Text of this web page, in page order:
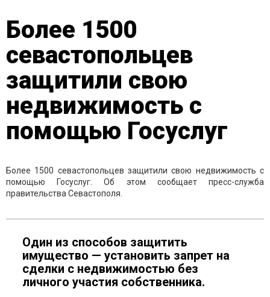
Более 1500
севастопольцев
защитили свою
недвижимость с
помощью Госуслуг
Более 1500 севастопольцев защитили свою недвижимость с
помощью Госуслуг. Об этом сообщает пресс-служба
правительства Севастополя.
Один из способов защитить
имущество — установить запрет на
сделки с недвижимостью без
личного участия собственника.